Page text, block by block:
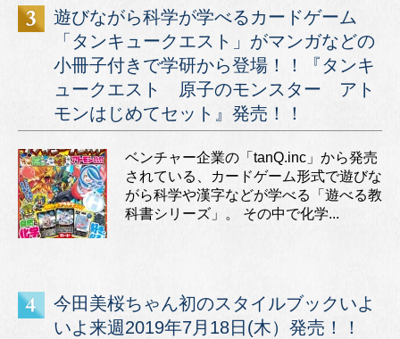
遊びながら科学が学べるカードゲーム
「タンキュークエスト」がマンガなどの
小冊子付きで学研から登場！！『タンキ
ュークエスト 原子のモンスター アト
モンはじめてセット』発売！！
ベンチャー企業の「tanQ.inc」から発売
されている、カードゲーム形式で遊びな
がら科学や漢字などが学べる「遊べる教
科書シリーズ」。 その中で化学...
今田美桜ちゃん初のスタイルブックいよ
いよ来週2019年7月18日(木）発売！！